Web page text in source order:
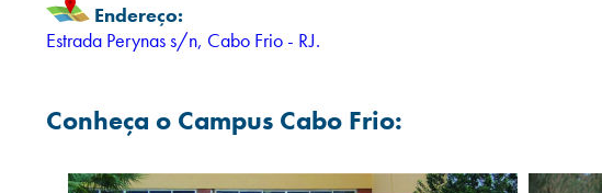
Endereço:
Estrada Perynas s/n, Cabo Frio - RJ.
Conheça o Campus Cabo Frio: